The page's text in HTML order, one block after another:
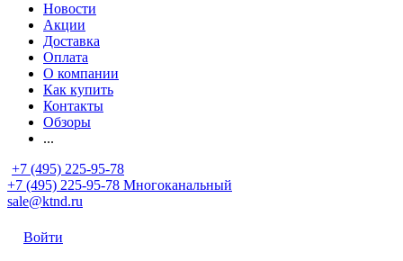
Новости
Акции
Доставка
Оплата
О компании
Как купить
Контакты
Обзоры
...
+7 (495) 225-95-78
+7 (495) 225-95-78 Многоканальный
sale@ktnd.ru
Войти